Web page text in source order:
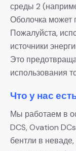
среды 2
Оболочка может
Пожалуйста,
источники
Это
использования
Что у нас
Мы работаем в
DCS, Ovation
бентли в